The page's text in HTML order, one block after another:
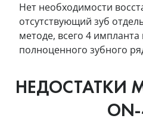
Нет необходимости
отсутствующий зуб
методе, всего 4
полноценного зубного
НЕДОСТАТКИ